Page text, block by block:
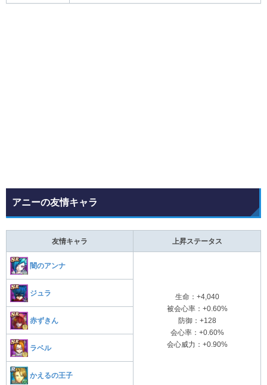
アニーの友情キャラ
友情キャラ 上昇ステータス
闇のアンナ
生命：+4,040
被会心率：+0.60%
防御：+128
会心率：+0.60%
会心威力：+0.90%
ジュラ
赤ずきん
ラベル
かえるの王子